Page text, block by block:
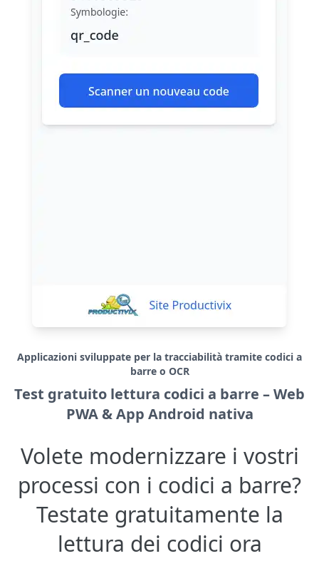
Applicazioni sviluppate per la tracciabilità tramite codici a
barre o OCR
Test gratuito lettura codici a barre – Web
PWA & App Android nativa
Volete modernizzare i vostri
processi con i codici a barre?
Testate gratuitamente la
lettura dei codici ora